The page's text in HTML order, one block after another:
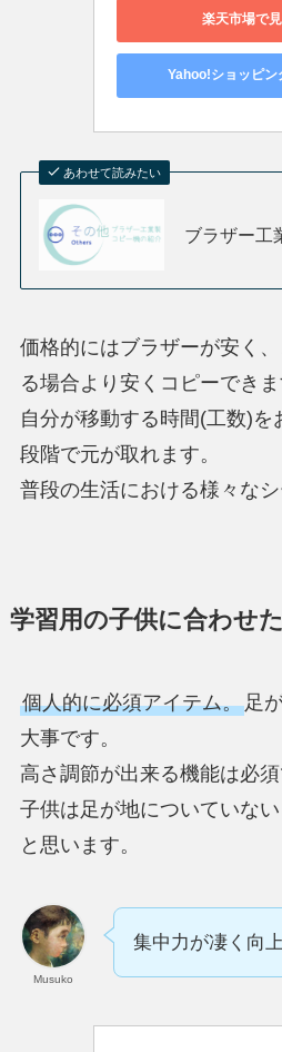
楽天市場で
Yahoo!ショッピン
あわせて読みたい
ブラザー
価格的にはブラザーが安く
る場合より安くコピーできま
自分が移動する時間(工数)を
段階で元が取れます。
普段の生活における様々なシ
学習用の子供に合わせ
個人的に必須アイテム。足
大事です。
高さ調節が出来る機能は必須
子供は足が地についていな
と思います。
Musuko
集中力が凄く向